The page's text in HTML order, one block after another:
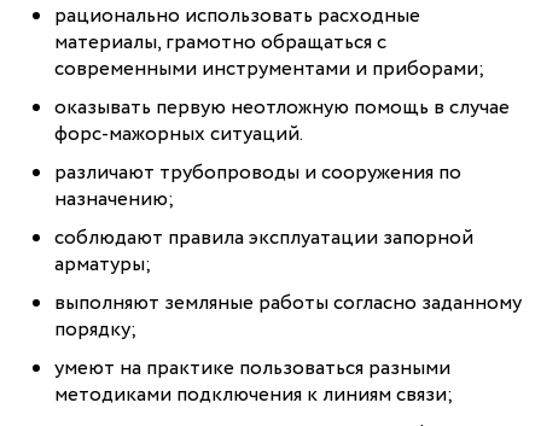
рационально использовать расходные
материалы, грамотно обращаться с
современными инструментами и приборами;
оказывать первую неотложную помощь в случае
форс-мажорных ситуаций.
различают трубопроводы и сооружения по
назначению;
соблюдают правила эксплуатации запорной
арматуры;
выполняют земляные работы согласно заданному
порядку;
умеют на практике пользоваться разными
методиками подключения к линиям связи;